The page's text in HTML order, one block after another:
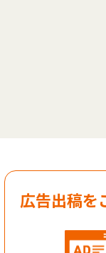
広告出稿を